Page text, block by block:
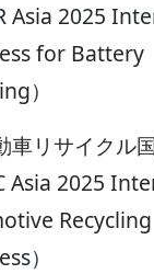
Asia 2025
for Battery
）
車リサイクル
Asia 2025
Recycling
）